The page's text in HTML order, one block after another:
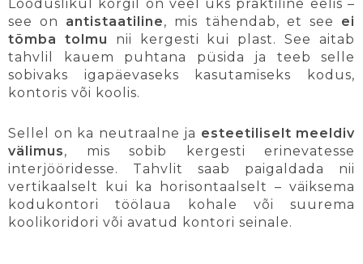
Looduslikul korgil on veel üks praktiline eelis –
see on antistaatiline, mis tähendab, et see ei
tõmba tolmu nii kergesti kui plast. See aitab
tahvlil kauem puhtana püsida ja teeb selle
sobivaks igapäevaseks kasutamiseks kodus,
kontoris või koolis.
Sellel on ka neutraalne ja esteetiliselt meeldiv
välimus, mis sobib kergesti erinevatesse
interjööridesse. Tahvlit saab paigaldada nii
vertikaalselt kui ka horisontaalselt – väiksema
kodukontori töölaua kohale või suurema
koolikoridori või avatud kontori seinale.